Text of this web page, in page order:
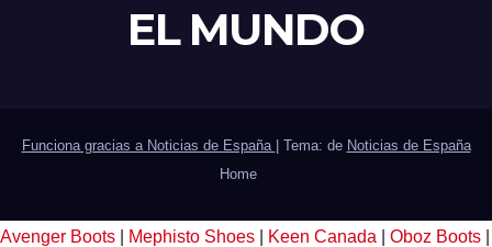
EL MUNDO
Funciona gracias a Noticias de España | Tema: de Noticias de España
Home
Avenger Boots Mephisto Shoes Keen Canada Oboz Boots